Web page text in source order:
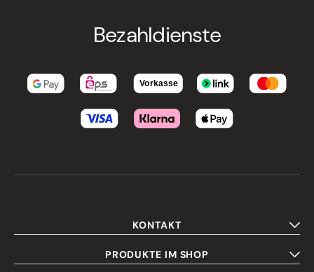
Bezahldienste
KONTAKT
PRODUKTE IM SHOP